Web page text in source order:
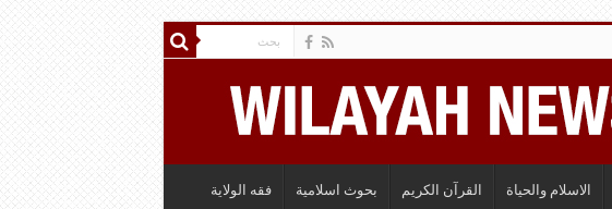
الاسلام والحياة القرآن الكريم بحوث اسلامية فقه الولاية